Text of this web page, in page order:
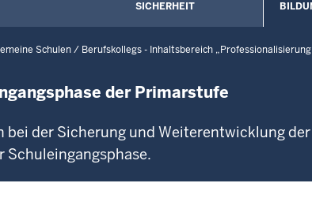
SICHERHEIT
Schulen / Berufskollegs - Inhaltsbereich
der Primarstufe
der Sicherung und Weiterentwicklung